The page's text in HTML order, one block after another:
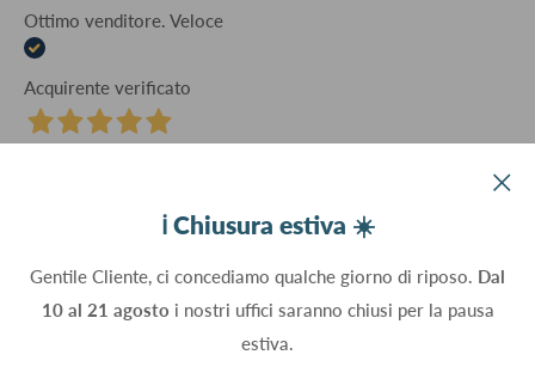
ℹ️ Chiusura estiva ☀️
Gentile Cliente, ci concediamo qualche giorno di riposo. Dal
10 al 21 agosto i nostri uffici saranno chiusi per la pausa
estiva.
Ottimo venditore. Veloce
Acquirente verificato
18 Maggio 2026